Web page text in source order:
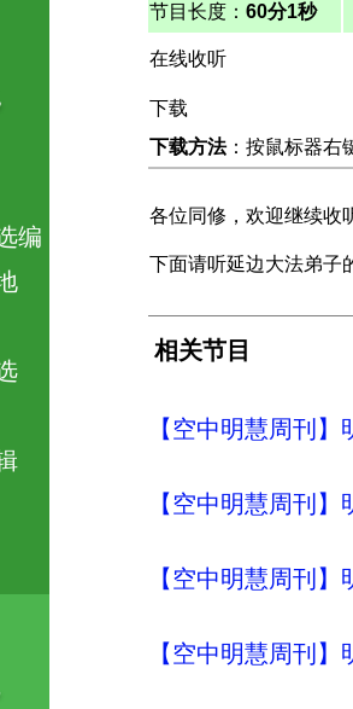
编
节目长度： 60分1秒
在线收听
下载
下载方法：按鼠标器右
各位同修，欢迎继续收
下面请听延边大法弟
相关节目
【空中明慧周刊
【空中明慧周刊
【空中明慧周刊
【空中明慧周刊